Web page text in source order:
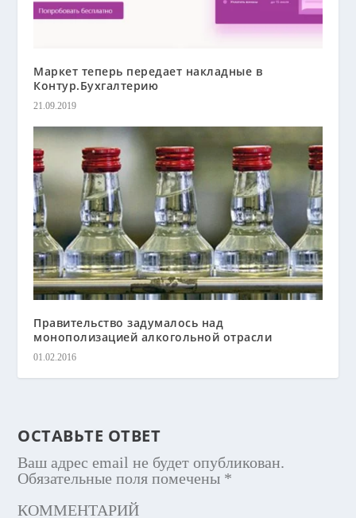
Маркет теперь передает накладные в
Контур.Бухгалтерию
21.09.2019
Правительство задумалось над
монополизацией алкогольной отрасли
01.02.2016
ОСТАВЬТЕ ОТВЕТ
Ваш адрес email не будет опубликован.
Обязательные поля помечены *
КОММЕНТАРИЙ